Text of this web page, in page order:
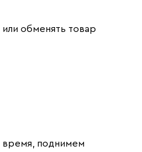
обменять товар
время, поднимем